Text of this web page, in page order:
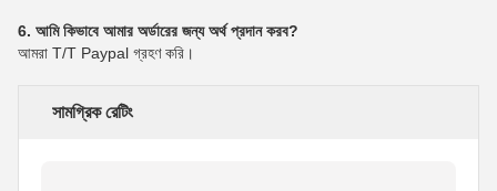
6. আমি কিভাবে আমার অর্ডারের জন্য অর্থ প্রদান করব?
আমরা T/T Paypal গ্রহণ করি।
সামগ্রিক রেটিং